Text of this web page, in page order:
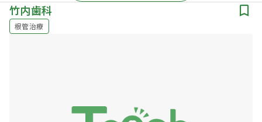
竹内歯科
根管治療